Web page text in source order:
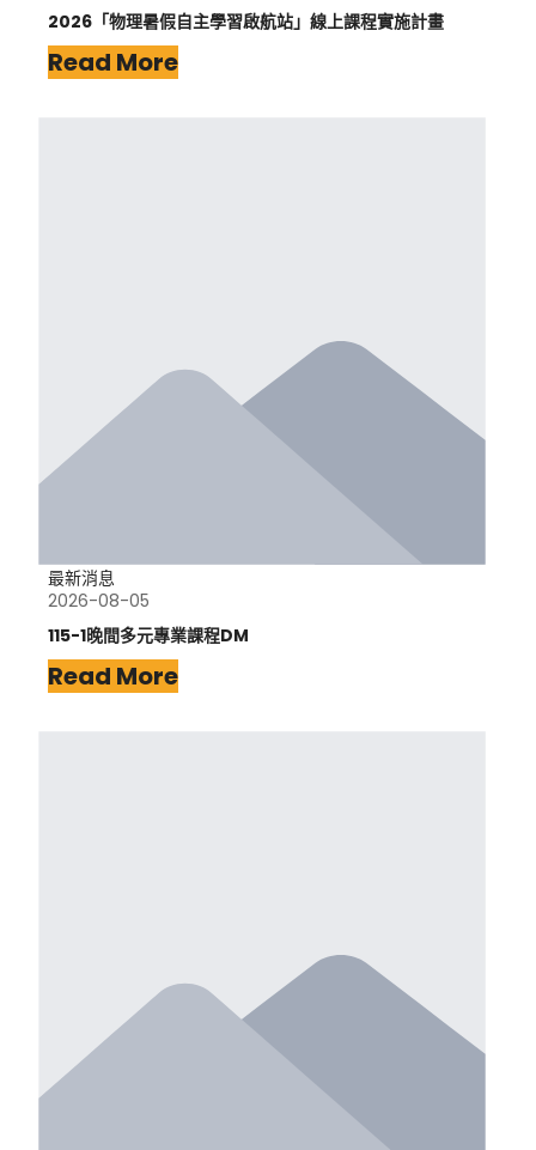
2026「物理暑假自主學習啟航站」線上課程實施計畫
Read More
最新消息
2026-08-05
115-1晚間多元專業課程DM
Read More